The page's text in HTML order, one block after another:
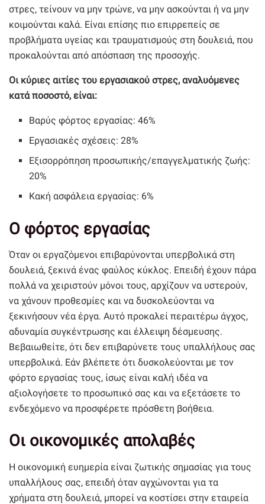
στρες, τείνουν να μην τρώνε, να μην ασκούνται ή να μην
κοιμούνται καλά. Είναι επίσης πιο επιρρεπείς σε
προβλήματα υγείας και τραυματισμούς στη δουλειά, που
προκαλούνται από απόσπαση της προσοχής.
Οι κύριες αιτίες του εργασιακού στρες, αναλυόμενες
κατά ποσοστό, είναι:
Βαρύς φόρτος εργασίας: 46%
Εργασιακές σχέσεις: 28%
Εξισορρόπηση προσωπικής/επαγγελματικής ζωής:
20%
Κακή ασφάλεια εργασίας: 6%
Ο φόρτος εργασίας
Όταν οι εργαζόμενοι επιβαρύνονται υπερβολικά στη
δουλειά, ξεκινά ένας φαύλος κύκλος. Επειδή έχουν πάρα
πολλά να χειριστούν μόνοι τους, αρχίζουν να υστερούν,
να χάνουν προθεσμίες και να δυσκολεύονται να
ξεκινήσουν νέα έργα. Αυτό προκαλεί περαιτέρω άγχος,
αδυναμία συγκέντρωσης και έλλειψη δέσμευσης.
Βεβαιωθείτε, ότι δεν επιβαρύνετε τους υπαλλήλους σας
υπερβολικά. Εάν βλέπετε ότι δυσκολεύονται με τον
φόρτο εργασίας τους, ίσως είναι καλή ιδέα να
αξιολογήσετε το προσωπικό σας και να εξετάσετε το
ενδεχόμενο να προσφέρετε πρόσθετη βοήθεια.
Οι οικονομικές απολαβές
Η οικονομική ευημερία είναι ζωτικής σημασίας για τους
υπαλλήλους σας, επειδή όταν αγχώνονται για τα
χρήματα στη δουλειά, μπορεί να κοστίσει στην εταιρεία